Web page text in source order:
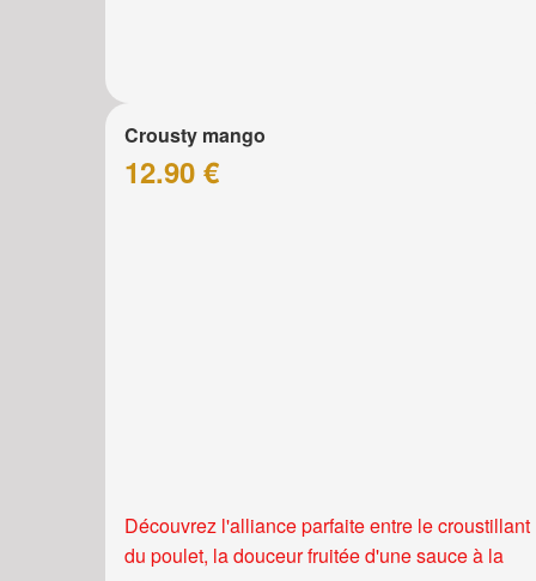
Crousty mango
12.90 €
Découvrez l'alliance parfaite entre le croustillant
du poulet, la douceur fruitée d'une sauce à la